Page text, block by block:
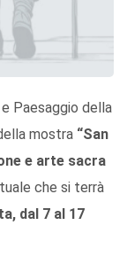
Paesaggio della
mostra “San
e arte sacra
che si terrà
dal 7 al 17